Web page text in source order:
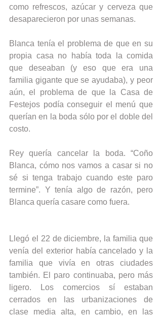
como refrescos, azúcar y cerveza que
desaparecieron por unas semanas.
Blanca tenía el problema de que en su
propia casa no había toda la comida
que deseaban (y eso que era una
familia gigante que se ayudaba), y peor
aún, el problema de que la Casa de
Festejos podía conseguir el menú que
querían en la boda sólo por el doble del
costo.
Rey quería cancelar la boda. “Coño
Blanca, cómo nos vamos a casar si no
sé si tenga trabajo cuando este paro
termine”. Y tenía algo de razón, pero
Blanca quería casare como fuera.
Llegó el 22 de diciembre, la familia que
venía del exterior había cancelado y la
familia que vivía en otras ciudades
también. El paro continuaba, pero más
ligero. Los comercios sí estaban
cerrados en las urbanizaciones de
clase media alta, en cambio, en las